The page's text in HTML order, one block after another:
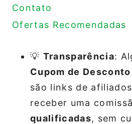
Contato
Ofertas Recomendadas
💡 Transparência:
Cupom de
são links de
receber uma
qualificadas, sem